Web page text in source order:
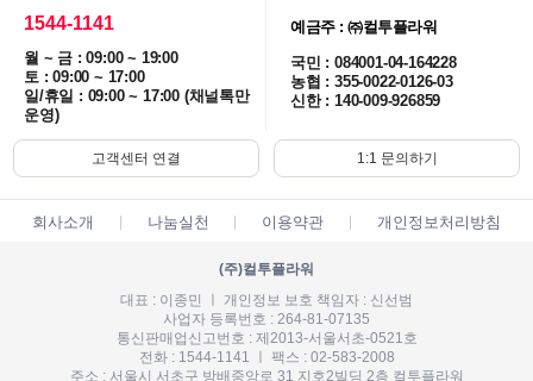
1544-1141
월 ~ 금 : 09:00 ~ 19:00
토 : 09:00 ~ 17:00
일/휴일 : 09:00 ~ 17:00 (채널톡만
운영)
예금주 : ㈜컬투플라워
국민 : 084001-04-164228
농협 : 355-0022-0126-03
신한 : 140-009-926859
고객센터 연결 1:1 문의하기
회사소개 나눔실천 이용약관 개인정보처리방침
(주)컬투플라워
대표 : 이종민 ㅣ 개인정보 보호 책임자 : 신선범
사업자 등록번호 : 264-81-07135
통신판매업신고번호 : 제2013-서울서초-0521호
전화 : 1544-1141 ㅣ 팩스 : 02-583-2008
주소 : 서울시 서초구 방배중앙로 31 지호2빌딩 2층 컬투플라워